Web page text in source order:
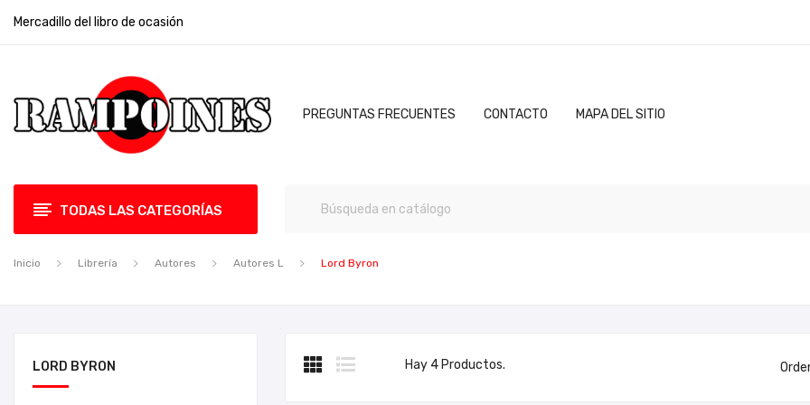
Mercadillo del libro de ocasión
PREGUNTAS FRECUENTES CONTACTO MAPA DEL SITIO
TODAS LAS CATEGORÍAS
Inicio Librería Autores Autores L Lord Byron
LORD BYRON Hay 4 Productos.